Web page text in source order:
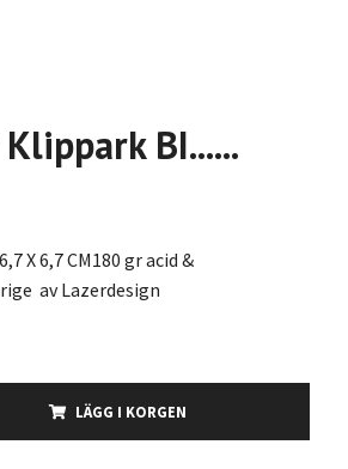
BI......
X 6,7 CM180 gr acid &
av Lazerdesign
LÄGG I KORGEN